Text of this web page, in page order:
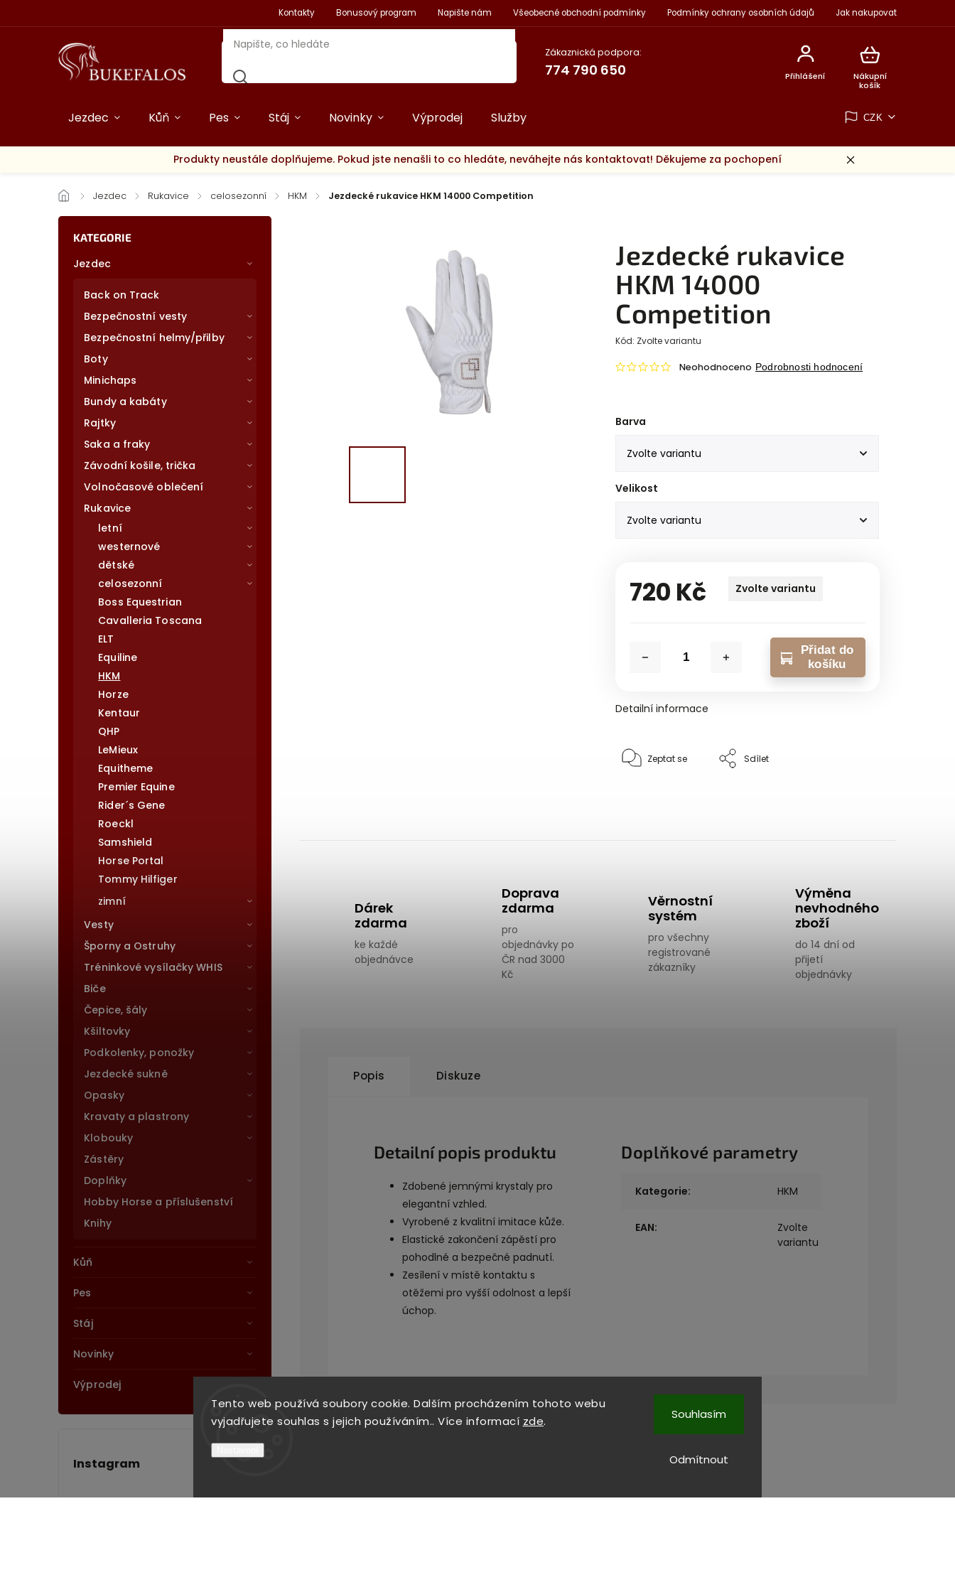
Tento web používá soubory cookie. Dalším procházením tohoto webu
vyjadřujete souhlas s jejich používáním.. Více informací zde.
Odmítnout
Souhlasím
Kontakty Bonusový program Napište nám Všeobecné obchodní podmínky Podmínky ochrany osobních údajů Jak nakupovat
Zákaznická podpora:
774 790 650
Nákupní
košík
Přihlášení
CZK
Jezdec Kůň Pes Stáj Novinky Výprodej Služby
Produkty neustále doplňujeme. Pokud jste nenašli to co hledáte, neváhejte nás kontaktovat! Děkujeme za pochopení
/ Jezdec / Rukavice / celosezonní / HKM / Jezdecké rukavice HKM 14000 Competition
KATEGORIE
Jezdec
Back on Track
Bezpečnostní vesty
Bezpečnostní helmy/přilby
Boty
Minichaps
Bundy a kabáty
Rajtky
Saka a fraky
Závodní košile, trička
Volnočasové oblečení
Rukavice
letní
westernové
dětské
celosezonní
Boss Equestrian
Cavalleria Toscana
ELT
Equiline
HKM
Horze
Kentaur
QHP
LeMieux
Equitheme
Premier Equine
Rider´s Gene
Roeckl
Samshield
Horse Portal
Tommy Hilfiger
zimní
Vesty
Šporny a Ostruhy
Tréninkové vysílačky WHIS
Biče
Čepice, šály
Kšiltovky
Podkolenky, ponožky
Jezdecké sukně
Opasky
Kravaty a plastrony
Klobouky
Zástěry
Doplňky
Hobby Horse a příslušenství
Knihy
Kůň
Pes
Stáj
Novinky
Výprodej
Instagram
Jezdecké rukavice
HKM 14000
Competition
Kód: Zvolte variantu
Neohodnoceno Podrobnosti hodnocení
Barva
Velikost
720 Kč Zvolte variantu
Přidat do
košíku
Detailní informace
Zeptat se Sdílet
Dárek
zdarma
ke každé
objednávce
Doprava
zdarma
pro
objednávky po
ČR nad 3000
Kč
Věrnostní
systém
pro všechny
registrované
zákazníky
Výměna
nevhodného
zboží
do 14 dní od
přijetí
objednávky
Popis Diskuze
Detailní popis produktu
Zdobené jemnými krystaly pro
elegantní vzhled.
Vyrobené z kvalitní imitace kůže.
Elastické zakončení zápěstí pro
pohodlné a bezpečné padnutí.
Zesílení v místě kontaktu s
otěžemi pro vyšší odolnost a lepší
úchop.
Doplňkové parametry
Kategorie: HKM
EAN:
Zvolte
variantu